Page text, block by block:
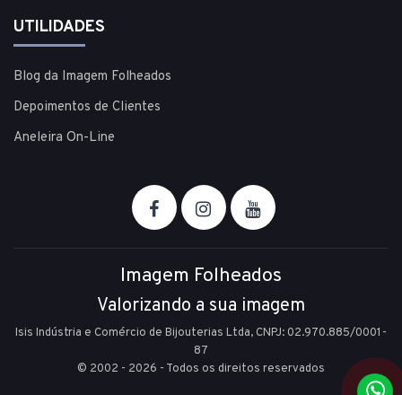
UTILIDADES
Blog da Imagem Folheados
Depoimentos de Clientes
Aneleira On-Line
Imagem Folheados
Valorizando a sua imagem
Isis Indústria e Comércio de Bijouterias Ltda, CNPJ: 02.970.885/0001-
87
© 2002 - 2026 - Todos os direitos reservados